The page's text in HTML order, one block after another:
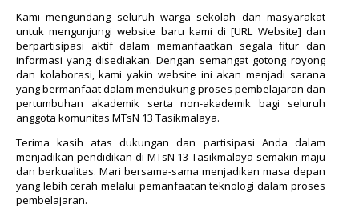
Kami mengundang seluruh warga sekolah dan masyarakat
untuk mengunjungi website baru kami di [URL Website] dan
berpartisipasi aktif dalam memanfaatkan segala fitur dan
informasi yang disediakan. Dengan semangat gotong royong
dan kolaborasi, kami yakin website ini akan menjadi sarana
yang bermanfaat dalam mendukung proses pembelajaran dan
pertumbuhan akademik serta non-akademik bagi seluruh
anggota komunitas MTsN 13 Tasikmalaya.
Terima kasih atas dukungan dan partisipasi Anda dalam
menjadikan pendidikan di MTsN 13 Tasikmalaya semakin maju
dan berkualitas. Mari bersama-sama menjadikan masa depan
yang lebih cerah melalui pemanfaatan teknologi dalam proses
pembelajaran.